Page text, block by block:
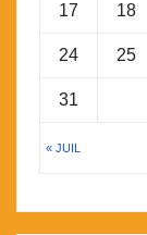
« JUIL
17 18
24 25
31